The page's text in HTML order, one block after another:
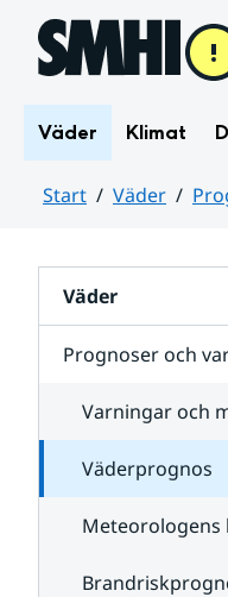
Hoppa till sidans innehåll
Väder Klimat
Start Väder
Väder
Prognoser och
Varningar och
Väderprognos